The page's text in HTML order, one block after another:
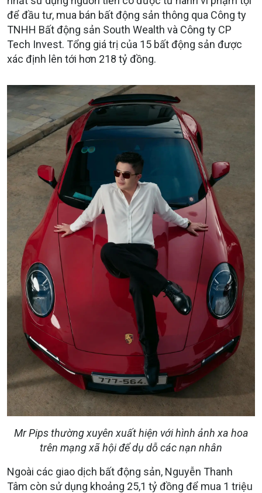
để đầu tư, mua bán bất động sản thông qua Công ty
TNHH Bất động sản South Wealth và Công ty CP
Tech Invest. Tổng giá trị của 15 bất động sản được
xác định lên tới hơn 218 tỷ đồng.
Mr Pips thường xuyên xuất hiện với hình ảnh xa hoa
trên mạng xã hội để dụ dỗ các nạn nhân
Ngoài các giao dịch bất động sản, Nguyễn Thanh
Tâm còn sử dụng khoảng 25,1 tỷ đồng để mua 1 triệu